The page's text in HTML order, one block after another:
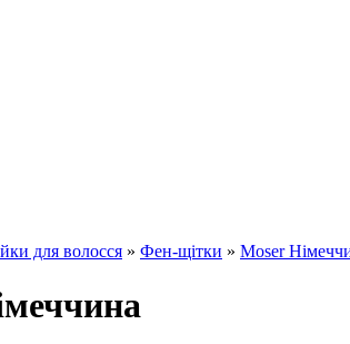
для волосся » Фен-щітки » Moser